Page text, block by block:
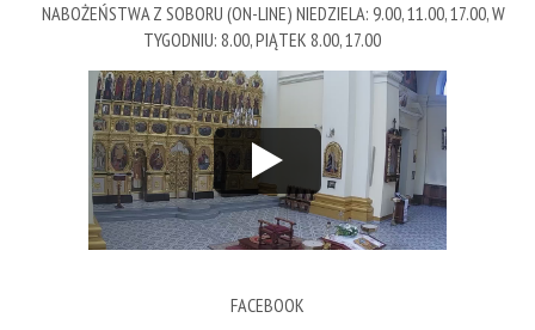
NABOŻEŃSTWA Z SOBORU (ON-LINE) NIEDZIELA: 9.00, 11.00, 17.00, W
TYGODNIU: 8.00, PIĄTEK 8.00, 17.00
FACEBOOK